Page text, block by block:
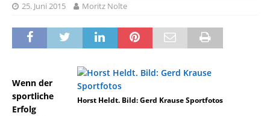
25. Juni 2015 Moritz Nolte
Horst Heldt. Bild: Gerd Krause Sportfotos
Wenn der
sportliche
Erfolg